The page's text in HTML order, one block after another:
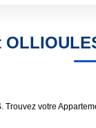
votre